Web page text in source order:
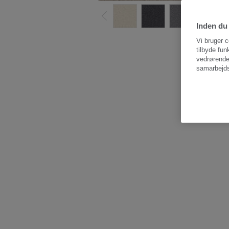
Inden
Vi bruger
tilbyde